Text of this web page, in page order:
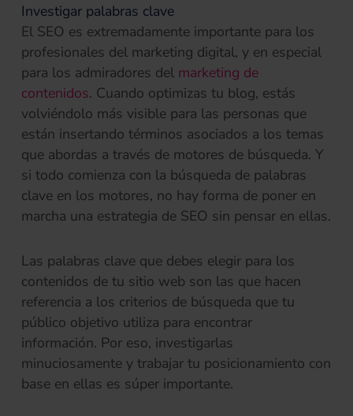
Investigar palabras clave
El SEO es extremadamente importante para los
profesionales del marketing digital, y en especial
para los admiradores del marketing de
contenidos. Cuando optimizas tu blog, estás
volviéndolo más visible para las personas que
están insertando términos asociados a los temas
que abordas a través de motores de búsqueda. Y
si todo comienza con la búsqueda de palabras
clave en los motores, no hay forma de poner en
marcha una estrategia de SEO sin pensar en ellas.
Las palabras clave que debes elegir para los
contenidos de tu sitio web son las que hacen
referencia a los criterios de búsqueda que tu
público objetivo utiliza para encontrar
información. Por eso, investigarlas
minuciosamente y trabajar tu posicionamiento con
base en ellas es súper importante.